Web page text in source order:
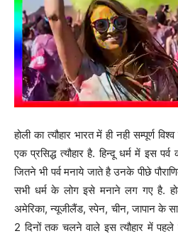
होली का त्यौहार भारत में ही नही सम्पूर्ण
एक प्रसिद्ध त्यौहार है. हिन्दू धर्म में इस
जितने भी पर्व मनाये जाते है उनके पीछे
सभी धर्म के लोग इसे मनाने लग गए है.
अमेरिका, न्‍यूजीलैंड, स्पेन, चीन, जापान के
2 दिनों तक चलने वाले इस त्यौहार में पहले